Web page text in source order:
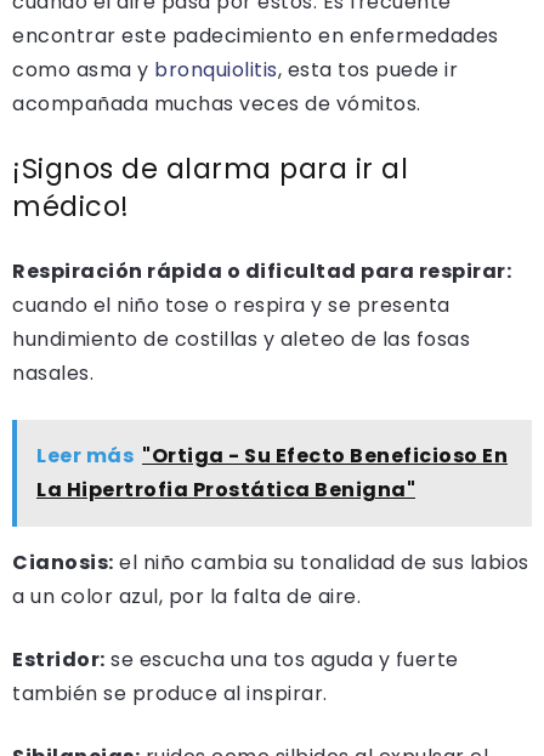
encontrar este padecimiento en enfermedades
como asma y bronquiolitis, esta tos puede ir
acompañada muchas veces de vómitos.
¡Signos de alarma para ir al
médico!
Respiración rápida o dificultad para respirar:
cuando el niño tose o respira y se presenta
hundimiento de costillas y aleteo de las fosas
nasales.
Leer más "Ortiga - Su Efecto Beneficioso En
La Hipertrofia Prostática Benigna"
Cianosis: el niño cambia su tonalidad de sus labios
a un color azul, por la falta de aire.
Estridor: se escucha una tos aguda y fuerte
también se produce al inspirar.